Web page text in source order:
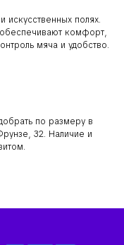
искусственных полях.
комфорт,
мяча и удобство.
по размеру в
32. Наличие и